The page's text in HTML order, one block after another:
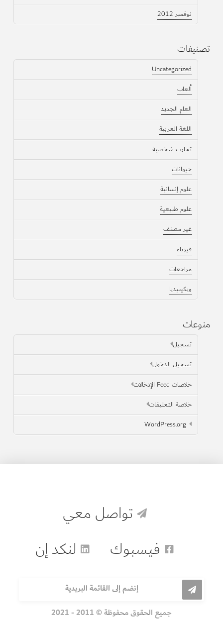
نوفمبر 2012
تصنيفات
Uncategorized
ألعاب
العام الجديد
اللغة العربية
تجارب شخصية
حيوانات
علوم إنسانية
علوم طبيعية
غير مصنف
فيزياء
مراجعات
ويكيبيديا
منوعات
تسجيل
تسجيل الدخول
خلاصات Feed الإدخالات
خلاصة التعليقات
WordPress.org
تواصل معي
فيسبوك
لنكد إن
إنضم إلى القائمة البريدية
جميع الحقوق محفوظة © 2011 - 2021